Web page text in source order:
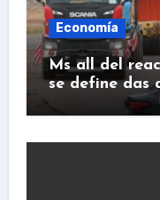
Economía
Ms all del
se define das